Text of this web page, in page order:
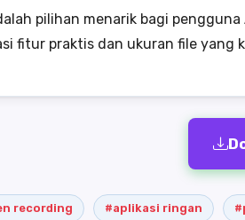
pilihan menarik bagi
fitur praktis dan ukuran file
recording #aplikasi ringan